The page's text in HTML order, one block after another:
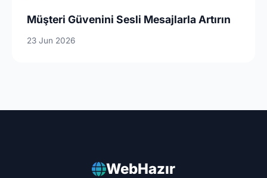
Müşteri Güvenini Sesli Mesajlarla Artırın
23 Jun 2026
WebHazır